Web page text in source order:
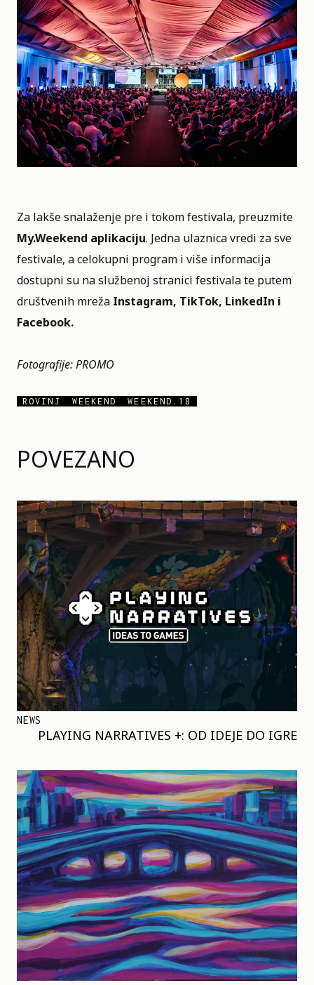
POVEZANO
NEWS
PLAYING NARRATIVES +: OD IDEJE DO IGRE
Za lakše snalaženje pre i tokom festivala, preuzmite
My.Weekend aplikaciju. Jedna ulaznica vredi za sve
festivale, a celokupni program i više informacija
dostupni su na službenoj stranici festivala te putem
društvenih mreža Instagram, TikTok, LinkedIn i
Facebook.
Fotografije: PROMO
ROVINJ WEEKEND WEEKEND.18